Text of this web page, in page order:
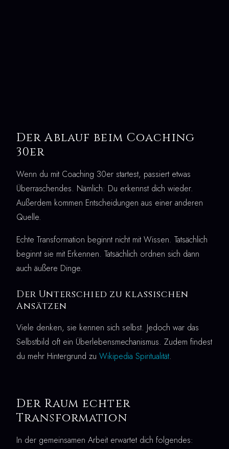
Der Ablauf beim Coaching
30er
Wenn du mit Coaching 30er startest, passiert etwas
Überraschendes. Nämlich: Du erkennst dich wieder.
Außerdem kommen Entscheidungen aus einer anderen
Quelle.
Echte Transformation beginnt nicht mit Wissen. Tatsächlich
beginnt sie mit Erkennen. Tatsächlich ordnen sich dann
auch äußere Dinge.
Der Unterschied zu klassischen
Ansätzen
Viele denken, sie kennen sich selbst. Jedoch war das
Selbstbild oft ein Überlebensmechanismus. Zudem findest
du mehr Hintergrund zu Wikipedia Spiritualität.
Der Raum echter
Transformation
In der gemeinsamen Arbeit erwartet dich folgendes: